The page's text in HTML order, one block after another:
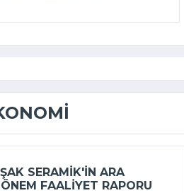
SERAMIK'IN ARA
FAALIYET RAPORU